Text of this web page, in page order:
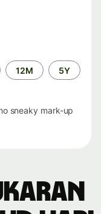
12M 5Y
sneaky mark-up